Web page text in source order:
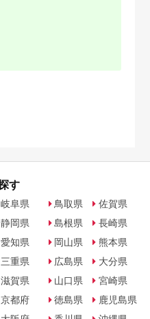
す
岐阜県
静岡県
愛知県
三重県
滋賀県
京都府
鳥取県
島根県
岡山県
広島県
山口県
徳島県
佐賀県
長崎県
熊本県
大分県
宮崎県
鹿児島県